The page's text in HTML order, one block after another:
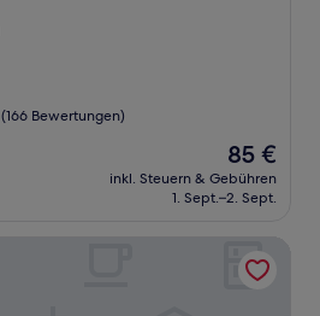
(166 Bewertungen)
Der
Preis
beträgt
85 €
inkl. Steuern & Gebühren
1. Sept.–2. Sept.